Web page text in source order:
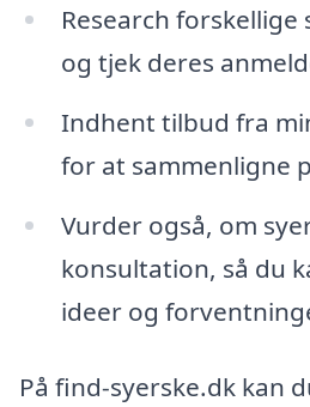
Research forskellige
og tjek deres
Indhent tilbud fra
for at sammenligne
Vurder også, om
konsultation, så du
ideer og
På find-syerske.dk kan